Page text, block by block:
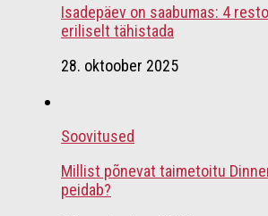
Isadepäev on saabumas: 4
eriliselt tähistada
28. oktoober 2025
Soovitused
Millist põnevat taimetoitu
peidab?